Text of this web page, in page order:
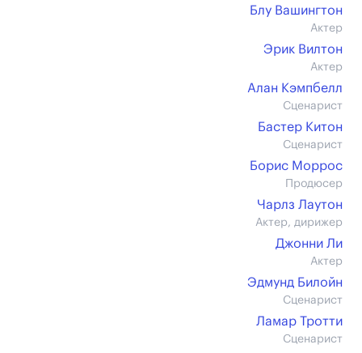
Блу Вашингтон
Актер
Эрик Вилтон
Актер
Алан Кэмпбелл
Сценарист
Бастер Китон
Сценарист
Борис Моррос
Продюсер
Чарлз Лаутон
Актер, дирижер
Джонни Ли
Актер
Эдмунд Билойн
Сценарист
Ламар Тротти
Сценарист